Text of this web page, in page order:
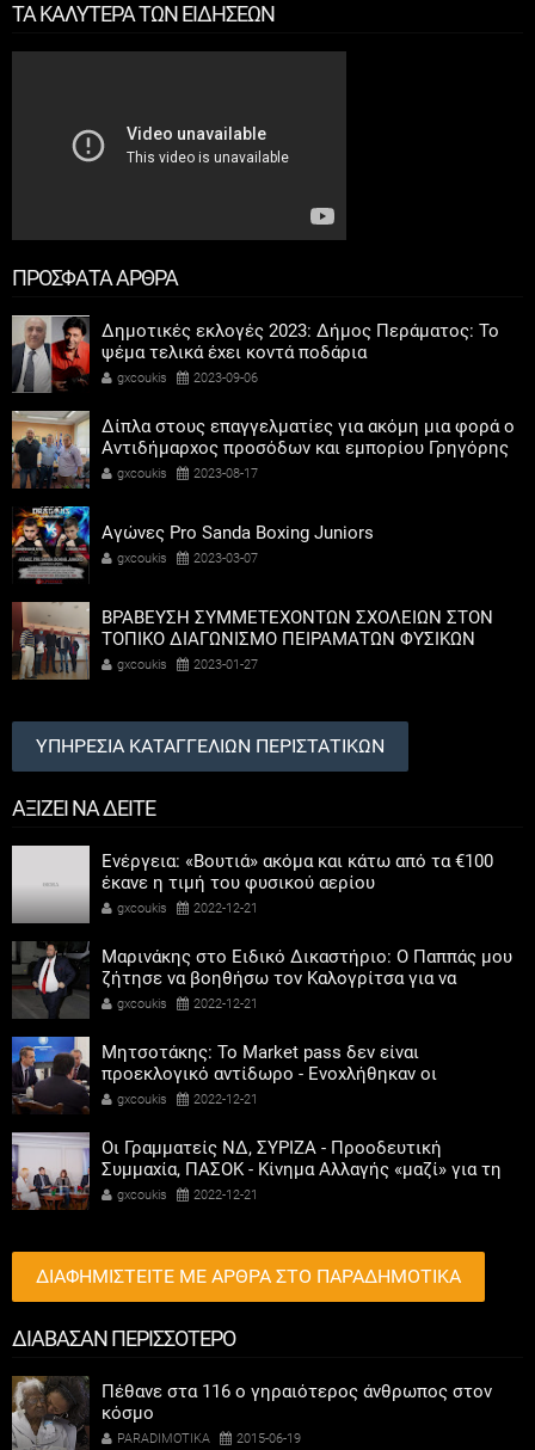
ΤΑ ΚΑΛΥΤΕΡΑ ΤΩΝ ΕΙΔΗΣΕΩΝ
ΠΡΟΣΦΑΤΑ ΑΡΘΡΑ
Δημοτικές εκλογές 2023: Δήμος Περάματος: Το
ψέμα τελικά έχει κοντά ποδάρια
gxcoukis 2023-09-06
Δίπλα στους επαγγελματίες για ακόμη μια φορά ο
Αντιδήμαρχος προσόδων και εμπορίου Γρηγόρης
Καψοκόλης
gxcoukis 2023-08-17
Αγώνες Pro Sanda Boxing Juniors
gxcoukis 2023-03-07
ΒΡΑΒΕΥΣΗ ΣΥΜΜΕΤΕΧΟΝΤΩΝ ΣΧΟΛΕΙΩΝ ΣΤΟΝ
ΤΟΠΙΚΟ ΔΙΑΓΩΝΙΣΜΟ ΠΕΙΡΑΜΑΤΩΝ ΦΥΣΙΚΩΝ
ΕΠΙΣΤΗΜΩΝ
gxcoukis 2023-01-27
ΥΠΗΡΕΣΙΑ ΚΑΤΑΓΓΕΛΙΩΝ ΠΕΡΙΣΤΑΤΙΚΩΝ
ΑΞΙΖΕΙ ΝΑ ΔΕΙΤΕ
Ενέργεια: «Βουτιά» ακόμα και κάτω από τα €100
έκανε η τιμή του φυσικού αερίου
gxcoukis 2022-12-21
Μαρινάκης στο Ειδικό Δικαστήριο: Ο Παππάς μου
ζήτησε να βοηθήσω τον Καλογρίτσα για να
αποκτήσει σταθμό ο ΣΥΡΙΖΑ
gxcoukis 2022-12-21
Μητσοτάκης: Το Market pass δεν είναι
προεκλογικό αντίδωρο - Ενοχλήθηκαν οι
αριστεροί του χαβιαριού
gxcoukis 2022-12-21
Οι Γραμματείς ΝΔ, ΣΥΡΙΖΑ - Προοδευτική
Συμμαχία, ΠΑΣΟΚ - Κίνημα Αλλαγής «μαζί» για τη
συμμετοχή των γυναικών στην πολιτική
gxcoukis 2022-12-21
ΔΙΑΦΗΜΙΣΤΕΙΤΕ ΜΕ ΑΡΘΡΑ ΣΤΟ ΠΑΡΑΔΗΜΟΤΙΚΑ
ΔΙΑΒΑΣΑΝ ΠΕΡΙΣΣΟΤΕΡΟ
Πέθανε στα 116 ο γηραιότερος άνθρωπος στον
κόσμο
PARADIMOTIKA 2015-06-19